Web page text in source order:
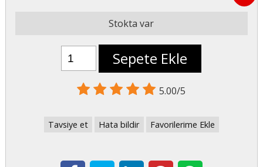
Stokta var
Sepete Ekle
5.00/5
Tavsiye et Hata bildir Favorilerime Ekle